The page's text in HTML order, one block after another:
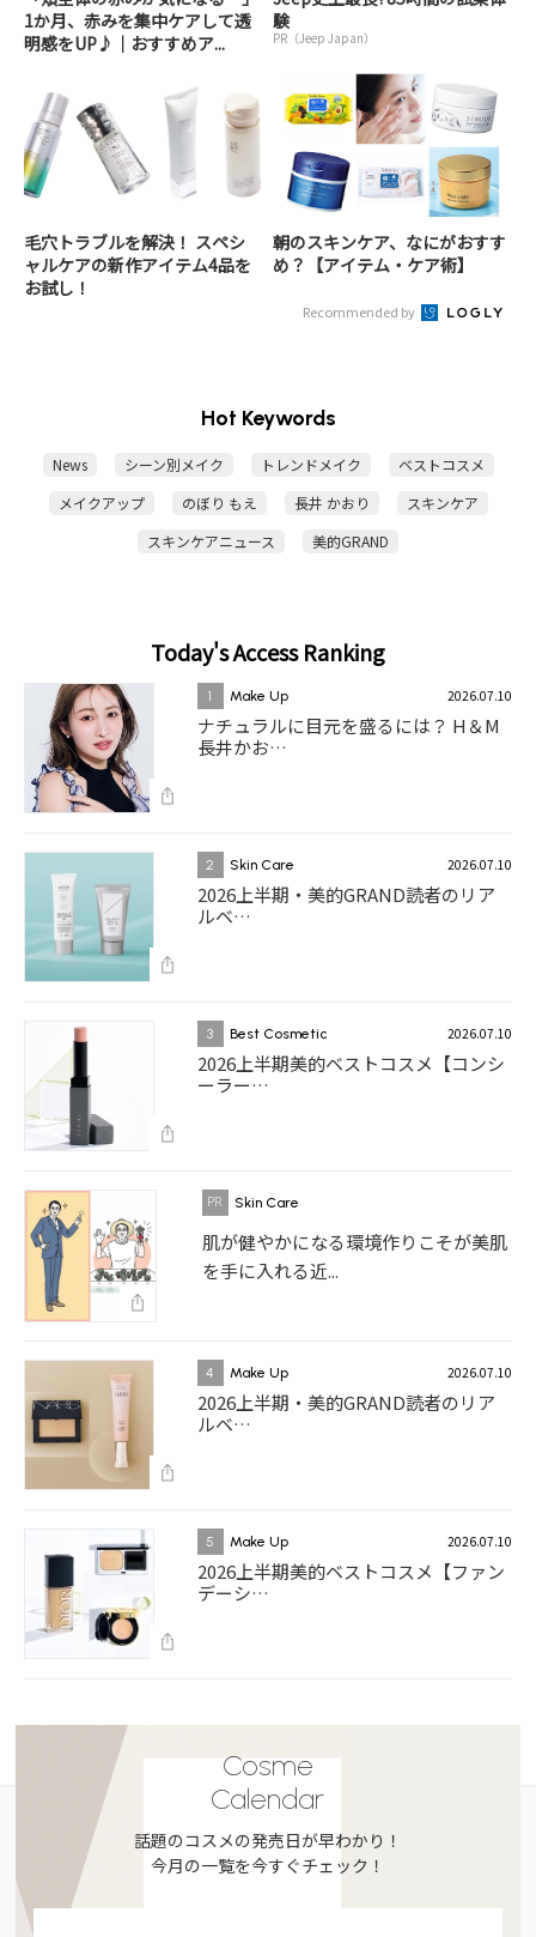
1か月、赤みを集中ケアして透
明感をUP♪｜おすすめア...
験
PR（Jeep Japan）
毛穴トラブルを解決！ スペシ
ャルケアの新作アイテム4品を
お試し！
朝のスキンケア、なにがおすす
め？【アイテム・ケア術】
Recommended by
Hot Keywords
News シーン別メイク トレンドメイク
ベストコスメ
メイクアップ
のぼり もえ 長井 かおり
スキンケア
スキンケアニュース
美的GRAND
Today's Access Ranking
1 Make Up 2026.07.10
ナチュラルに目元を盛るには？ H＆M
長井かお…
2 Skin Care 2026.07.10
2026上半期・美的GRAND読者のリア
ルベ…
3 Best Cosmetic 2026.07.10
2026上半期美的ベストコスメ【コンシ
ーラー…
Skin Care
肌が健やかになる環境作りこそが美肌
を手に入れる近...
4 Make Up 2026.07.10
2026上半期・美的GRAND読者のリア
ルベ…
5 Make Up 2026.07.10
2026上半期美的ベストコスメ【ファン
デーシ…
Cosme
Calendar
話題のコスメの発売日が早わかり！
今月の一覧を今すぐチェック！